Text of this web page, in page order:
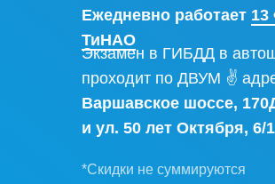
*Скидки не суммируются
Экзамен в ГИБДД в
проходит по ДВУМ ✌
Варшавское шоссе,
и ул. 50 лет Октября, 6/1
Ежедневно работает 13
ТиНАО